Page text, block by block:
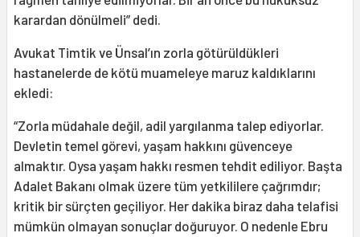
karardan dönülmeli” dedi.
Avukat Timtik ve Ünsal’ın zorla götürüldükleri
hastanelerde de kötü muameleye maruz kaldıklarını
ekledi:
“Zorla müdahale değil, adil yargılanma talep ediyorlar.
Devletin temel görevi, yaşam hakkını güvenceye
almaktır. Oysa yaşam hakkı resmen tehdit ediliyor. Başta
Adalet Bakanı olmak üzere tüm yetkililere çağrımdır;
kritik bir sürçten geçiliyor. Her dakika biraz daha telafisi
mümkün olmayan sonuçlar doğuruyor. O nedenle Ebru